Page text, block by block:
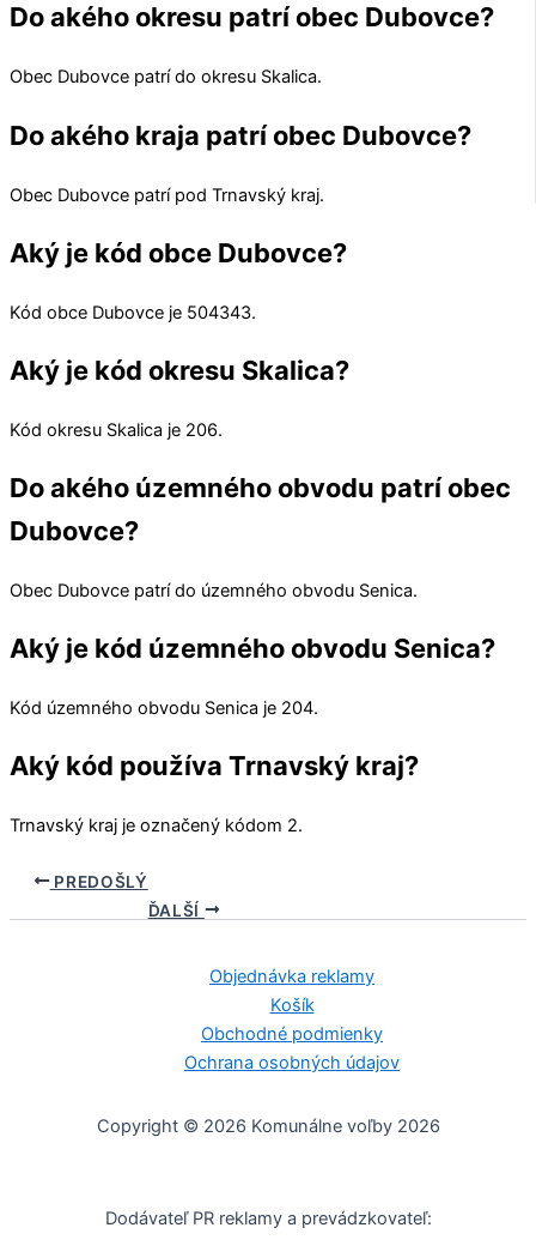
Do akého okresu patrí obec Dubovce?
Obec Dubovce patrí do okresu Skalica.
Do akého kraja patrí obec Dubovce?
Obec Dubovce patrí pod Trnavský kraj.
Aký je kód obce Dubovce?
Kód obce Dubovce je 504343.
Aký je kód okresu Skalica?
Kód okresu Skalica je 206.
Do akého územného obvodu patrí obec
Dubovce?
Obec Dubovce patrí do územného obvodu Senica.
Aký je kód územného obvodu Senica?
Kód územného obvodu Senica je 204.
Aký kód používa Trnavský kraj?
Trnavský kraj je označený kódom 2.
PREDOŠLÝ
ĎALŠÍ
Objednávka reklamy
Košík
Obchodné podmienky
Ochrana osobných údajov
Copyright © 2026 Komunálne voľby 2026
Dodávateľ PR reklamy a prevádzkovateľ: